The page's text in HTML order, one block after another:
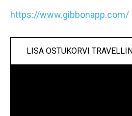
https://www.gibbonapp.com/
LISA OSTUKORVI